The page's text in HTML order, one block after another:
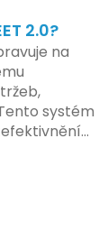
– nově
odvíjet od
činnosti a
2.0?
na
systém
i
se
2.0